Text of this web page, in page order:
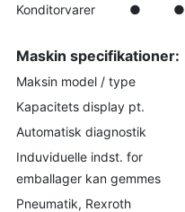
Konditorvarer
● ●
Maskin specifikationer:
Maksin model / type
Kapacitets display pt.
Automatisk diagnostik
Induviduelle indst. for
emballager kan gemmes
Pneumatik, Rexroth